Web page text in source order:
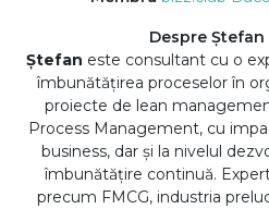
Despre
Ştefan este consultant cu o
îmbunătățirea proceselor în
proiecte de lean
Process Management, cu
business, dar și la nivelul
îmbunătățire continuă.
precum FMCG, industria